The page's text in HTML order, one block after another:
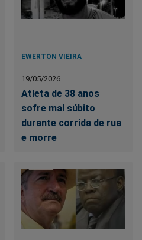
EWERTON VIEIRA
19/05/2026
Atleta de 38 anos
sofre mal súbito
durante corrida de rua
e morre